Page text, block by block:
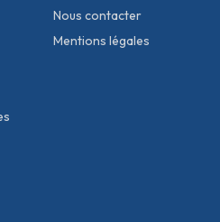
Nous contacter
Mentions légales